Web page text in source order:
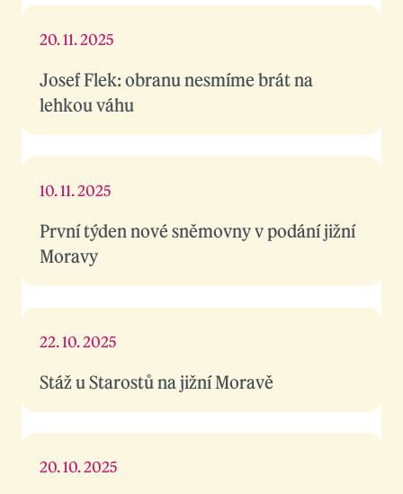
Josef Flek: obranu nesmíme brát na
lehkou váhu
20. 11. 2025
První týden nové sněmovny v podání jižní
Moravy
10. 11. 2025
Stáž u Starostů na jižní Moravě
22. 10. 2025
20. 10. 2025